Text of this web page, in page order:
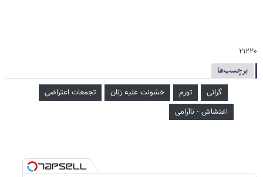
۲۱۲۲۰
برچسب‌ها
گرانی تورم خشونت علیه زنان
تجمعات اعتراضی
اغتشاش - ناآرامی